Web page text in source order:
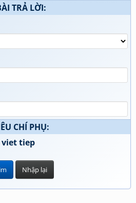
TRẢ LỜI:
CHÍ PHỤ:
viet tiep